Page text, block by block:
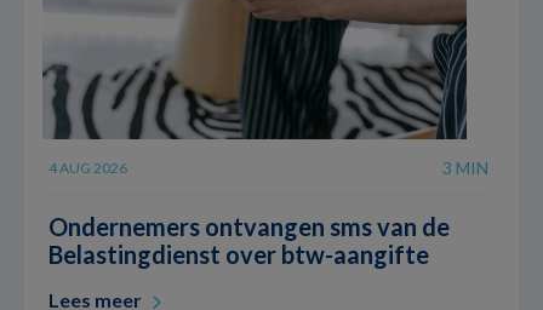
4 AUG 2026 3 MIN
Ondernemers ontvangen sms van de
Belastingdienst over btw-aangifte
Lees meer